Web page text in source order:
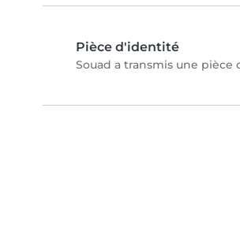
Pièce d'identité
Souad a transmis une